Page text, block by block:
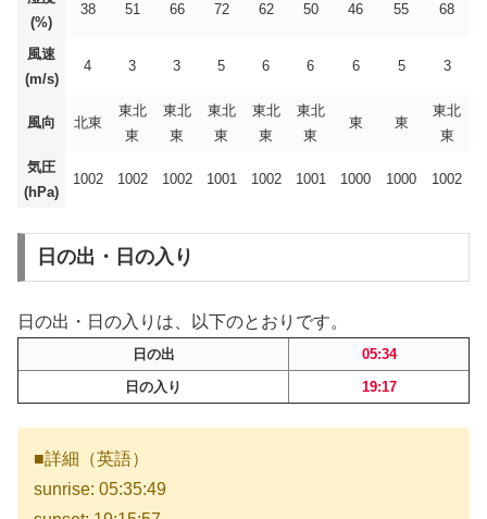
(%)
38 51 66 72 62 50 46 55 68
風速
(m/s)
4 3 3 5 6 6 6 5 3
風向 北東
東北
東
東北
東
東北
東
東北
東
東北
東
東 東
東北
東
気圧
(hPa)
1002 1002 1002 1001 1002 1001 1000 1000 1002
日の出・日の入り
日の出・日の入りは、以下のとおりです。
日の出
05:34
日の入り
19:17
■詳細（英語）
sunrise: 05:35:49